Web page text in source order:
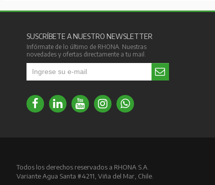
SUSCRÍBETE A NUESTRO NEWSLETTER
Infórmate de lo último de RHONA. Nuestras
novedades y ofertas directamente a tu mail.
Todos los derechos reservados a RHONA S.A.
Variante Agua Santa #4211, Viña del Mar, Chile.